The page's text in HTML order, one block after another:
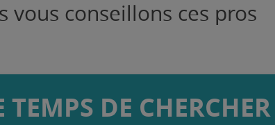
vous conseillons ces pros
TEMPS DE